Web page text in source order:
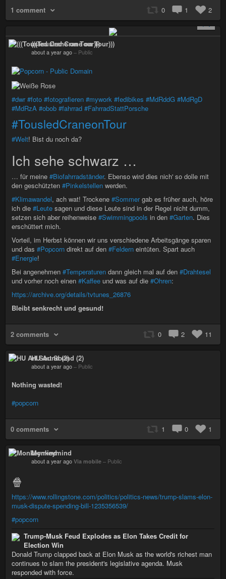
1 comment 0 1
2
(((Tousled Crane on Tour)))
about a year ago – Public
#dwr #foto #fotografieren #mywork #fedibikes #MdRddG #MdRgD
#MdRzA #obob #fahrrad #FahrradStattPorsche
#TousledCraneonTour
#Welt! Bist du noch da?
Ich sehe schwarz …
… für meine #Biofahrradständer. Ebenso wird dies nich' so dolle mit
den geschützten #Pinkelstellen werden.
#Klimawandel, ach wat! Trockene #Sommergab es früher auch, höre
ich die #Leute sagen und diese Leute sind in der Regel nicht dumm,
setzen sich aber reihenweise #Swimmingpools in den #Garten. Dies
erschüttert mich.
Vorteil, im Herbst können wir uns verschiedene Arbeitsgänge sparen
und das #Popcorn direkt auf den #Feldern eintüten. Spart auch
#Energie!
Bei angenehmen #Temperaturen dann gleich mal auf den #Drahtesel
und vorher noch einen #Kaffee und was auf die #Ohren:
https://archive.org/details/tvtunes_26876
Bleibt senkrecht und gesund!
2 comments 0 2 11
HU Art Sound (2)
about a year ago – Public
Nothing wasted!
#popcorn
0 comments 1 0 1
Monkeymind
about a year ago Via mobile – Public
🍿
https://www.rollingstone.com/politics/politics-news/trump-slams-elon-
musk-dispute-spending-bill-1235356539/
#popcorn
Trump-Musk Feud Explodes as Elon Takes Credit for
Election Win
Donald Trump clapped back at Elon Musk as the world's richest man
continues to slam the president's legislative agenda. Musk
responded with force.